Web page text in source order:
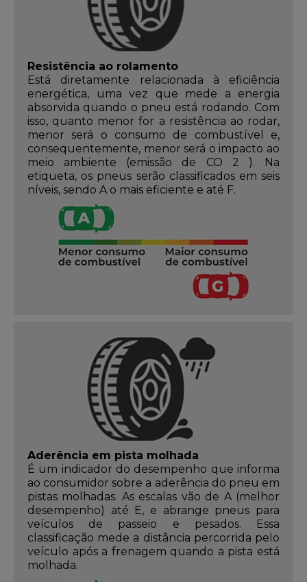
Resistência ao rolamento
Está diretamente relacionada à eficiência
energética, uma vez que mede a energia
absorvida quando o pneu está rodando. Com
isso, quanto menor for a resistência ao rodar,
menor será o consumo de combustível e,
consequentemente, menor será o impacto ao
meio ambiente (emissão de CO 2 ). Na
etiqueta, os pneus serão classificados em seis
níveis, sendo A o mais eficiente e até F.
Aderência em pista molhada
É um indicador do desempenho que informa
ao consumidor sobre a aderência do pneu em
pistas molhadas. As escalas vão de A (melhor
desempenho) até E, e abrange pneus para
veículos de passeio e pesados. Essa
classificação mede a distância percorrida pelo
veículo após a frenagem quando a pista está
molhada.